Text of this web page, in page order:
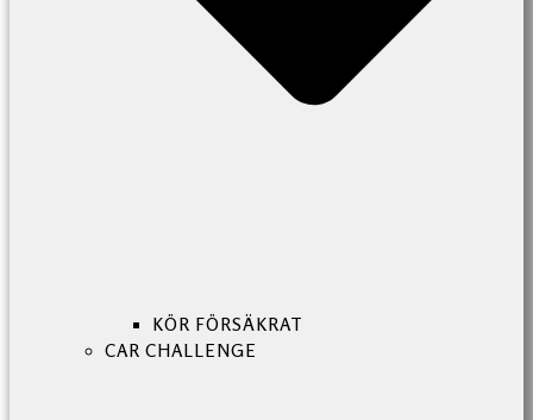
KÖR FÖRSÄKRAT
CAR CHALLENGE